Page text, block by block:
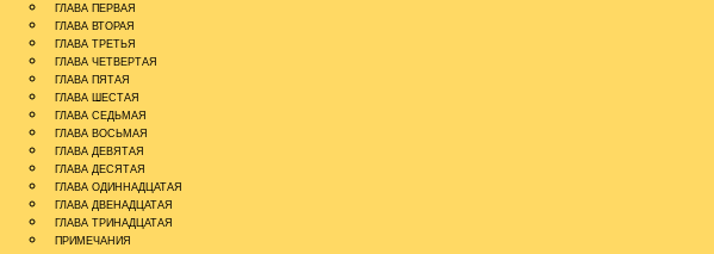
ГЛАВА ПЕРВАЯ
ГЛАВА ВТОРАЯ
ГЛАВА ТРЕТЬЯ
ГЛАВА ЧЕТВЕРТАЯ
ГЛАВА ПЯТАЯ
ГЛАВА ШЕСТАЯ
ГЛАВА СЕДЬМАЯ
ГЛАВА ВОСЬМАЯ
ГЛАВА ДЕВЯТАЯ
ГЛАВА ДЕСЯТАЯ
ГЛАВА ОДИННАДЦАТАЯ
ГЛАВА ДВЕНАДЦАТАЯ
ГЛАВА ТРИНАДЦАТАЯ
ПРИМЕЧАНИЯ